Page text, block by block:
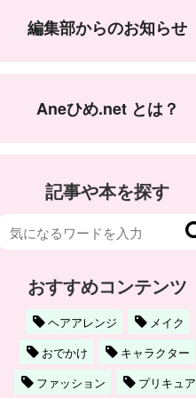
編集部からのお知らせ
Aneひめ.net とは？
記事や本を探す
おすすめコンテンツ
ヘアアレンジ
メイク
おでかけ
キャラクター
ファッション
プリキュア